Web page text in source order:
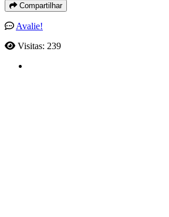
Compartilhar
Avalie!
Visitas: 239